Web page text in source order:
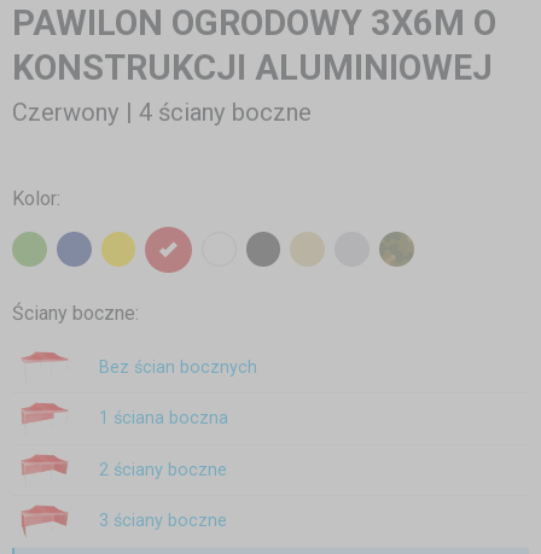
PAWILON OGRODOWY 3X6M O
KONSTRUKCJI ALUMINIOWEJ
Czerwony | 4 ściany boczne
Kolor:
Ściany boczne:
Bez ścian bocznych
1 ściana boczna
2 ściany boczne
3 ściany boczne